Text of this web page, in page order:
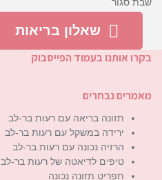
שבת סגור
שאלון בריאות
בקרו אותנו בעמוד הפייסבוק
מאמרים נבחרים
תזונה בריאה עם רעות בר-לב
ירידה במשקל עם רעות בר-לב
הרזיה נכונה עם רעות בר-לב
טיפים לדיאטה של רעות בר-לב
תפריט תזונה נכונה